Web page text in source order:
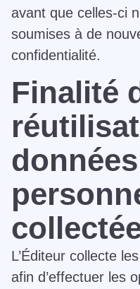
avant que celles-ci
soumises à de
confidentialité.
Finalité
données
L’Éditeur collecte
afin d’effectuer les